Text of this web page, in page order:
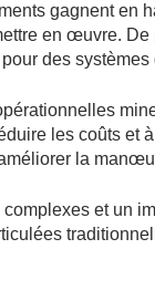
gagnent en
en œuvre.
des
les coûts et
la
et un